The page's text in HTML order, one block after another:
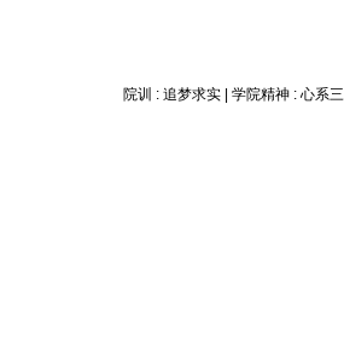
院训 : 追梦求实 | 学院精神 : 心系